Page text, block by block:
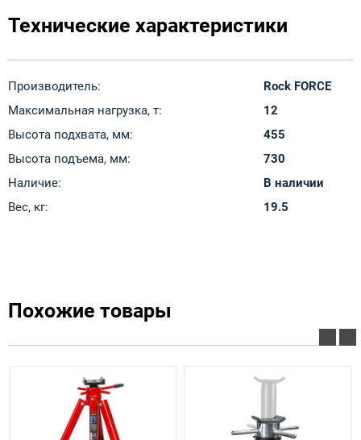
Технические характеристики
Производитель:
Rock FORCE
Максимальная нагрузка, т:
12
Высота подхвата, мм:
455
Высота подъема, мм:
730
Наличие:
В наличии
Вес, кг:
19.5
Похожие товары